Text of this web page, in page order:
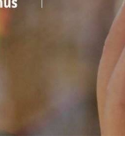
alla
il